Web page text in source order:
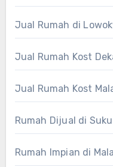
Jual Rumah di
Jual Rumah Kost
Jual Rumah Kost
Rumah Dijual di
Rumah Impian di